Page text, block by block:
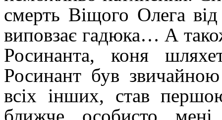
смерть Віщого Олега
виповзає гадюка… А
Росинанта, коня
Росинант був
всіх інших, став